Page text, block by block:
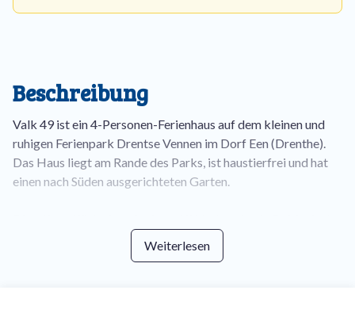
Beschreibung
Valk 49 ist ein 4-Personen-Ferienhaus auf dem kleinen und
ruhigen Ferienpark Drentse Vennen im Dorf Een (Drenthe).
Das Haus liegt am Rande des Parks, ist haustierfrei und hat
einen nach Süden ausgerichteten Garten.
Mikrowelle, Wasserkocher, Senseo-Maschine und
Filterkaffeemaschine ausgestattet. Wie die Küche ist auch
Weiterlesen